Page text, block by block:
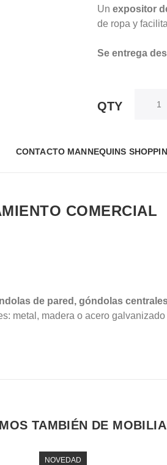
Un expositor
de ropa y
Se entrega
QTY
CONTACTO MANNEQUINS
COMERCIAL
de pared, góndolas
metal, madera o acero
TAMBIÉN DE
NOVEDAD